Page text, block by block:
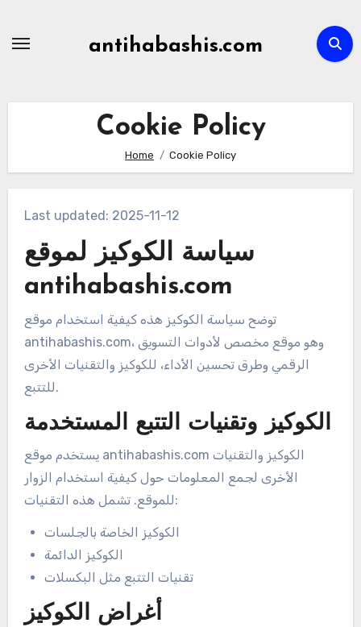
antihabashis.com
Cookie Policy
Home Cookie Policy
Last updated: 2025-11-12
سياسة الكوكيز لموقع
antihabashis.com
توضح سياسة الكوكيز هذه كيفية استخدام موقع
antihabashis.com، وهو موقع مخصص لأدوات التسويق
الرقمي وطرق تحسين الأداء، للكوكيز والتقنيات الأخرى
للتتبع.
الكوكيز وتقنيات التتبع المستخدمة
يستخدم موقع antihabashis.com الكوكيز والتقنيات
الأخرى لجمع المعلومات حول كيفية استخدام الزوار
للموقع. تشمل هذه التقنيات:
الكوكيز الخاصة بالجلسات
الكوكيز الدائمة
تقنيات التتبع مثل البكسلات
أغراض الكوكيز